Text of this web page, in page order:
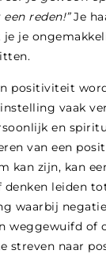
reden!”Je
je
positiviteit
vaak
en
van een
kan zijn, kan
leiden
waarbij
weggewuifd of
streven naar